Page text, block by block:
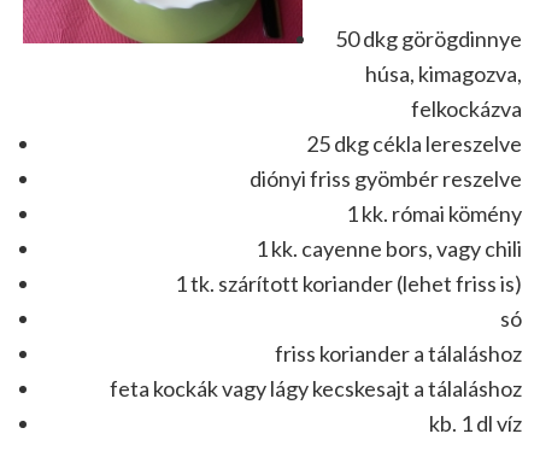
50 dkg görögdinnye
húsa, kimagozva,
felkockázva
25 dkg cékla lereszelve
diónyi friss gyömbér reszelve
1 kk. római kömény
1 kk. cayenne bors, vagy chili
1 tk. szárított koriander (lehet friss is)
só
friss koriander a tálaláshoz
feta kockák vagy lágy kecskesajt a tálaláshoz
kb. 1 dl víz